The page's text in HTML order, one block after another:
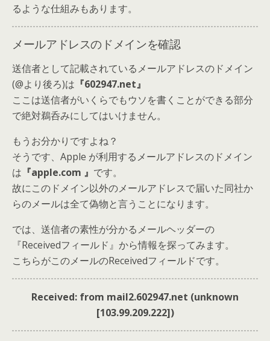
るような仕組みもあります。
メールアドレスのドメインを確認
送信者として記載されているメールアドレスのドメイン
(@より後ろ)は 『602947.net』
ここは送信者がいくらでもウソを書くことができる部分
で絶対鵜呑みにしてはいけません。
もうお分かりですよね？
そうです、Apple が利用するメールアドレスのドメイン
は 『apple.com 』 です。
故にこのドメイン以外のメールアドレスで届いた同社か
らのメールは全て偽物と言うことになります。
では、送信者の素性が分かるメールヘッダーの
『Receivedフィールド』から情報を探ってみます。
こちらがこのメールのReceivedフィールドです。
Received: from mail2.602947.net (unknown
[103.99.209.222])